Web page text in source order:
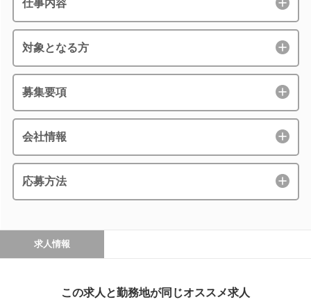
仕事内容
対象となる方
募集要項
会社情報
応募方法
求人情報
この求人と勤務地が同じオススメ求人